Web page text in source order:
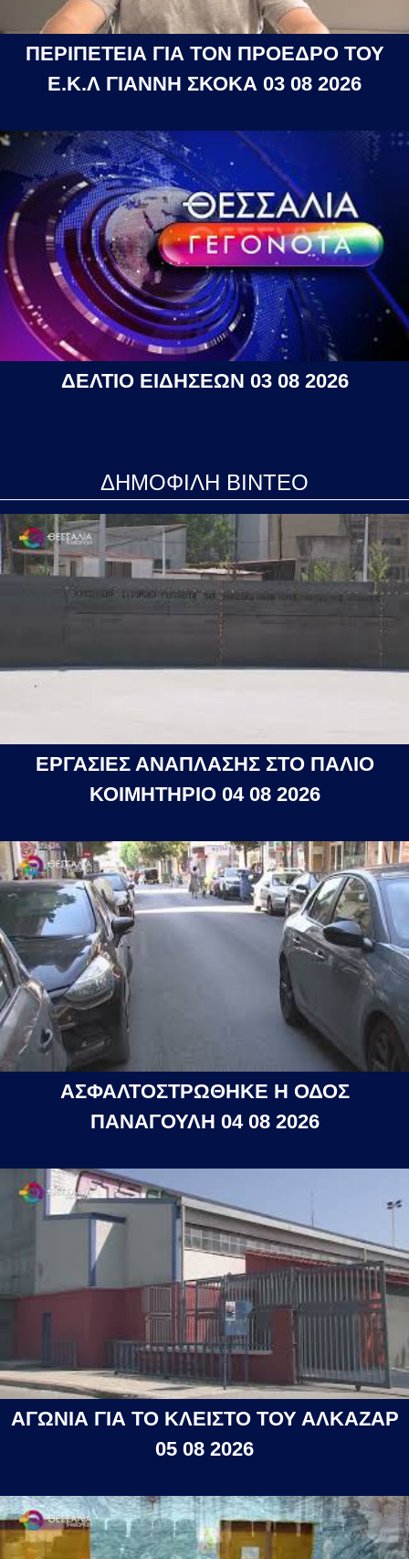
ΠΕΡΙΠΕΤΕΙΑ ΓΙΑ ΤΟΝ ΠΡΟΕΔΡΟ ΤΟΥ
Ε.Κ.Λ ΓΙΑΝΝΗ ΣΚΟΚΑ 03 08 2026
ΔΕΛΤΙΟ ΕΙΔΗΣΕΩΝ 03 08 2026
ΔΗΜΟΦΙΛΗ ΒΙΝΤΕΟ
ΕΡΓΑΣΙΕΣ ΑΝΑΠΛΑΣΗΣ ΣΤΟ ΠΑΛΙΟ
ΚΟΙΜΗΤΗΡΙΟ 04 08 2026
ΑΣΦΑΛΤΟΣΤΡΩΘΗΚΕ Η ΟΔΟΣ
ΠΑΝΑΓΟΥΛΗ 04 08 2026
ΑΓΩΝΙΑ ΓΙΑ ΤΟ ΚΛΕΙΣΤΟ ΤΟΥ ΑΛΚΑΖΑΡ
05 08 2026